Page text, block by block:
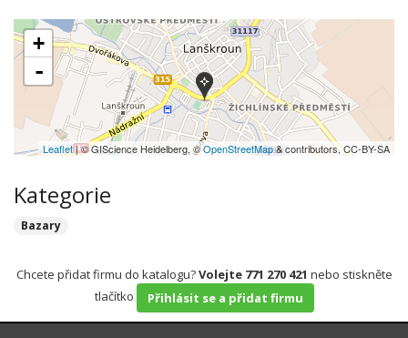
+
-
Leaflet| © GIScience Heidelberg, ©OpenStreetMap& contributors, CC-BY-SA
Kategorie
Bazary
Chcete přidat firmu do katalogu?Volejte 771 270 421 nebo stiskněte
tlačítko
Přihlásit se a přidat firmu